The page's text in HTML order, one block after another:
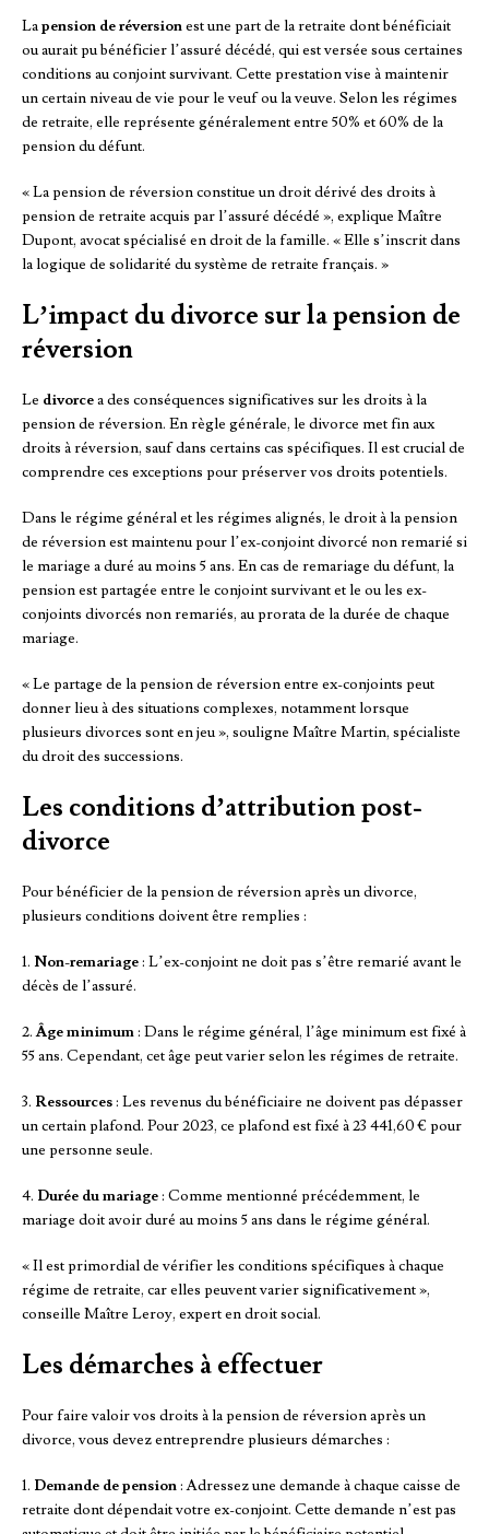
Lapension de réversionest une part de la retraite dont bénéficiait
ou aurait pu bénéficier l’assuré décédé, qui est versée sous certaines
conditions au conjoint survivant. Cette prestation vise à maintenir
un certain niveau de vie pour le veuf ou la veuve. Selon les régimes
de retraite, elle représente généralement entre 50% et 60% de la
pension du défunt.
« La pension de réversion constitue un droit dérivé des droits à
pension de retraite acquis par l’assuré décédé », explique Maître
Dupont, avocat spécialisé en droit de la famille. « Elle s’inscrit dans
la logique de solidarité du système de retraite français. »
L’impact du divorce sur la pension de
réversion
Le divorcea des conséquences significatives sur les droits à la
pension de réversion. En règle générale, le divorce met fin aux
droits à réversion, sauf dans certains cas spécifiques. Il est crucial de
comprendre ces exceptions pour préserver vos droits potentiels.
Dans le régime général et les régimes alignés, le droit à la pension
de réversion est maintenu pour l’ex-conjoint divorcé non remarié si
le mariage a duré au moins 5 ans. En cas de remariage du défunt, la
pension est partagée entre le conjoint survivant et le ou les ex-
conjoints divorcés non remariés, au prorata de la durée de chaque
mariage.
« Le partage de la pension de réversion entre ex-conjoints peut
donner lieu à des situations complexes, notamment lorsque
plusieurs divorces sont en jeu », souligne Maître Martin, spécialiste
du droit des successions.
Les conditions d’attribution post-
divorce
Pour bénéficier de la pension de réversion après un divorce,
plusieurs conditions doivent être remplies :
1. Non-remariage: L’ex-conjoint ne doit pas s’être remarié avant le
décès de l’assuré.
2.Âge minimum: Dans le régime général, l’âge minimum est fixé à
55 ans. Cependant, cet âge peut varier selon les régimes de retraite.
3. Ressources: Les revenus du bénéficiaire ne doivent pas dépasser
un certain plafond. Pour 2023, ce plafond est fixé à 23 441,60 € pour
une personne seule.
4. Durée du mariage: Comme mentionné précédemment, le
mariage doit avoir duré au moins 5 ans dans le régime général.
« Il est primordial de vérifier les conditions spécifiques à chaque
régime de retraite, car elles peuvent varier significativement »,
conseille Maître Leroy, expert en droit social.
Les démarches à effectuer
Pour faire valoir vos droits à la pension de réversion après un
divorce, vous devez entreprendre plusieurs démarches :
1. Demande de pension: Adressez une demande à chaque caisse de
retraite dont dépendait votre ex-conjoint. Cette demande n’est pas